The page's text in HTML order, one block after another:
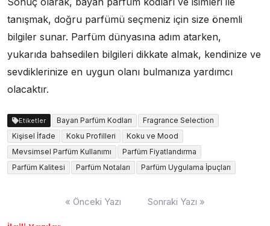
tanışmak, doğru parfümü seçmeniz için size önemli
bilgiler sunar. Parfüm dünyasına adım atarken,
yukarıda bahsedilen bilgileri dikkate almak, kendinize ve
sevdiklerinize en uygun olanı bulmanıza yardımcı
olacaktır.
Etiketler Bayan Parfüm Kodları
Fragrance Selection
Kişisel İfade
Koku Profilleri
Koku ve Mood
Mevsimsel Parfüm Kullanımı
Parfüm Fiyatlandırma
Parfüm Kalitesi
Parfüm Notaları Parfüm Uygulama İpuçları
« Önceki Yazı Sonraki Yazı »